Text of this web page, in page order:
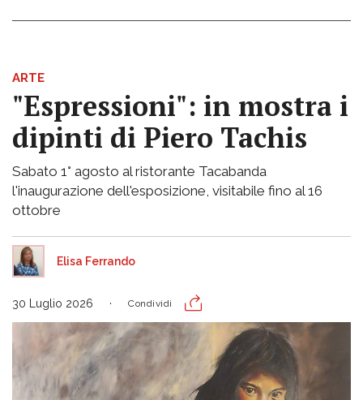
ARTE
"Espressioni": in mostra i
dipinti di Piero Tachis
Sabato 1° agosto al ristorante Tacabanda
l'inaugurazione dell'esposizione, visitabile fino al 16
ottobre
Elisa Ferrando
30 Luglio 2026 Condividi